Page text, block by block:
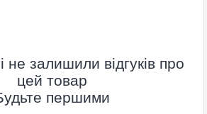
не залишили відгуків про
цей товар
першими